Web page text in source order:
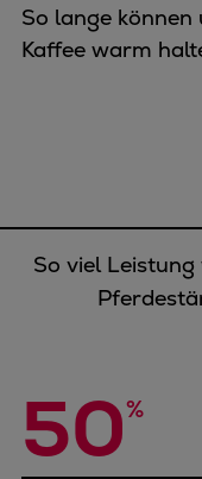
So lange
Kaffee warm
So viel
50%